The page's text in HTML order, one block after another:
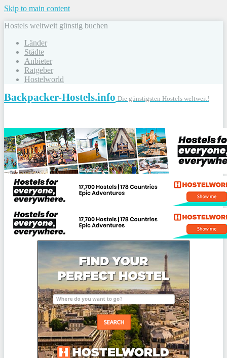
Skip to main content
Hostels weltweit günstig buchen
Länder
Städte
Anbieter
Ratgeber
Hostelworld
Backpacker-Hostels.info Die günstigsten Hostels weltweit!